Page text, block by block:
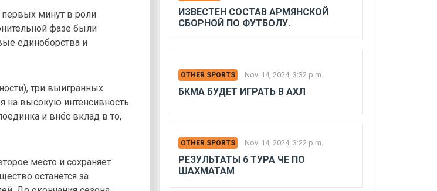
минут в роли
фазе были
единоборства и
три выигранных
на высокую интенсивность
и внёс вклад в то,
место и сохраняет
останется за
ИЗВЕСТЕН СОСТАВ АРМЯНСКОЙ
СБОРНОЙ ПО ФУТБОЛУ.
OTHER SPORTS Nov. 14, 2024, 3:32 p.m.
БКМА БУДЕТ ИГРАТЬ В АХЛ
OTHER SPORTS Nov. 14, 2024, 3:22 p.m.
РЕЗУЛЬТАТЫ 6 ТУРА ЧЕ ПО
ШАХМАТАМ